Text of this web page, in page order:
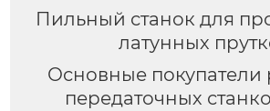
Пильный станок для
латунных
Основные покупатели
передаточных